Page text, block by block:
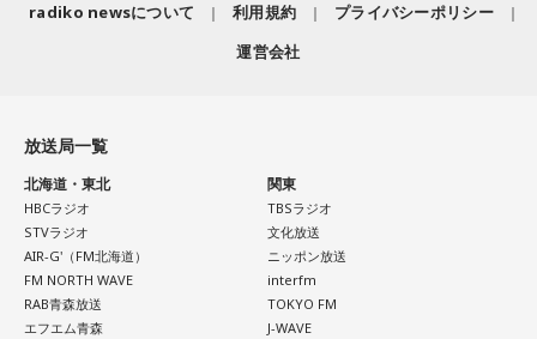
■パーソナリティ：中島健人
kenty@allnightnippon.com
た世界最大級の音楽フェスティバル「SXSW（サウス・バイ・
サウスウエスト）」の出演や中国ツアーの開催など、海外で
そして、今秋には初のアジアツアーの開催が決定していま
す。
遠山：僕は「惡の華」が好きで、（テレビドラマ版ではW主
演の）あのちゃんと鈴木福くんがめちゃくちゃ素晴らしかっ
たですけど、そういうドラマの音楽って、どう作っていく
の？
radiko newsについて 利用規約
プライバシーポリシー
運営会社
放送局一覧
北海道・東北
HBCラジオ
STVラジオ
AIR-G'（FM北海道）
FM NORTH WAVE
RAB青森放送
エフエム青森
関東
TBSラジオ
文化放送
ニッポン放送
interfm
TOKYO FM
J-WAVE